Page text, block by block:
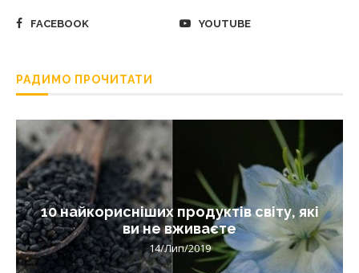
FACEBOOK YOUTUBE
РАДИМО ПРОЧИТАТИ
10 найкорисніших продуктів світу, які
ви не вживаєте
14/Лип/2019